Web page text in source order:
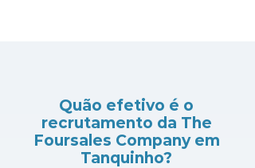
Quão efetivo é o
recrutamento da The
Foursales Company em
Tanquinho?